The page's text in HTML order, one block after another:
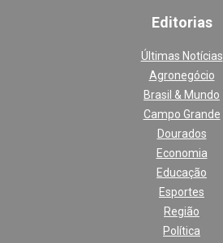
Editorias
Últimas Notícias
Agronegócio
Brasil & Mundo
Campo Grande
Dourados
Economia
Educação
Esportes
Região
Política